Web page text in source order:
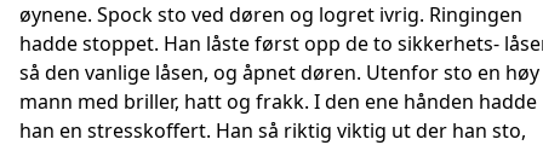
øynene. Spock sto ved døren og logret ivrig. Ringingen
hadde stoppet. Han låste først opp de to sikkerhets-
så den vanlige låsen, og åpnet døren. Utenfor sto en høy
mann med briller, hatt og frakk. I den ene hånden hadde
han en stresskoffert. Han så riktig viktig ut der han sto,